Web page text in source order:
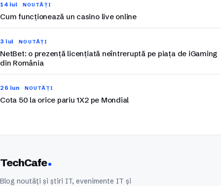
14 iul NOUTĂȚI
Cum funcționează un casino live online
3 iul NOUTĂȚI
NetBet: o prezență licențiată neîntreruptă pe piața de iGaming
din România
26 iun NOUTĂȚI
Cota 50 la orice pariu 1X2 pe Mondial
TechCafe
Blog noutăți și știri IT, evenimente IT și